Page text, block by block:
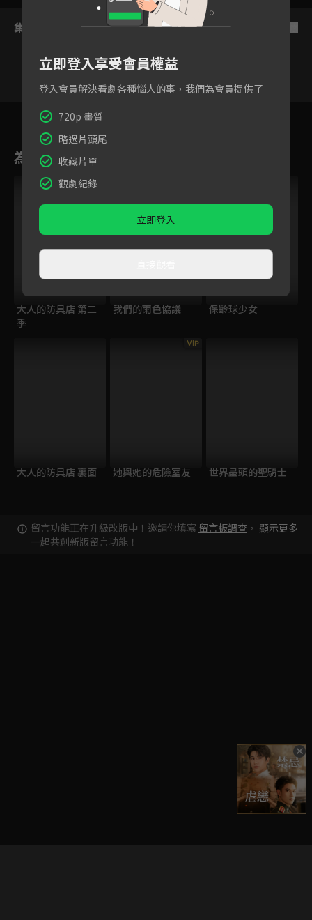
集數列表
7 8
為您推薦
大人的防具店 第二
季
我們的雨色協議 保齡球少女
大人的防具店 裏面
VIP
她與她的危險室友 世界盡頭的聖騎士
留言功能正在升級改版中！邀請你填寫 留言板調查 ，
一起共創新版留言功能！
顯示更多
立即登入享受會員權益
登入會員解決看劇各種惱人的事，我們為會員提供了
720p 畫質
略過片頭尾
收藏片單
觀劇紀錄
立即登入